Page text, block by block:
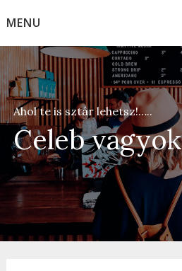
toMENU
Celeb vagyok
Ahol te is sztár lehetsz!…..